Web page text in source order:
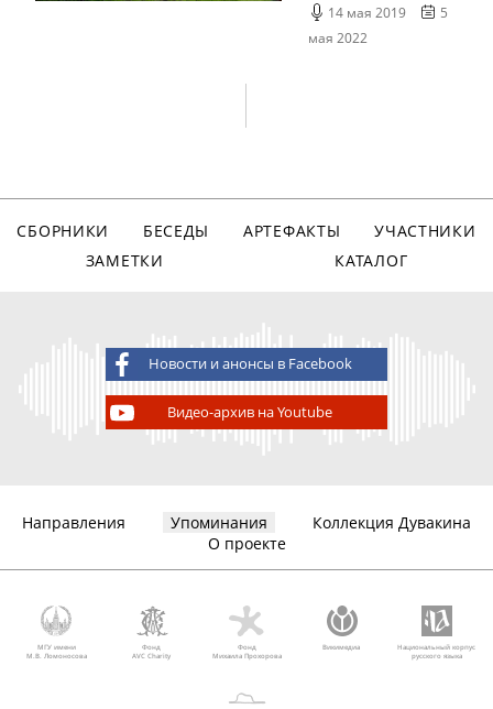
14 мая 2019
5
мая 2022
СБОРНИКИ БЕСЕДЫ АРТЕФАКТЫ
УЧАСТНИКИ
ЗАМЕТКИ
КАТАЛОГ
Новости и анонсы в Facebook
Видео-архив на Youtube
Направления Упоминания
Коллекция Дувакина
О проекте
МГУ имени
М.В. Ломоносова
Фонд
AVC Charity
Фонд
Михаила Прохорова
Викимедиа
Национальный корпус
русского языка